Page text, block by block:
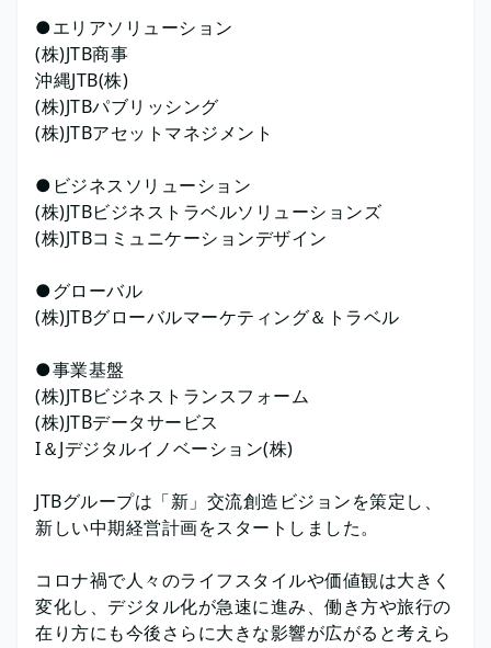
●エリアソリューション
(株)JTB商事
沖縄JTB(株)
(株)JTBパブリッシング
(株)JTBアセットマネジメント
●ビジネスソリューション
(株)JTBビジネストラベルソリューションズ
(株)JTBコミュニケーションデザイン
●グローバル
(株)JTBグローバルマーケティング＆トラベル
●事業基盤
(株)JTBビジネストランスフォーム
(株)JTBデータサービス
I＆Jデジタルイノベーション(株)
JTBグループは「新」交流創造ビジョンを策定し、
新しい中期経営計画をスタートしました。
コロナ禍で人々のライフスタイルや価値観は大きく
変化し、デジタル化が急速に進み、働き方や旅行の
在り方にも今後さらに大きな影響が広がると考えら